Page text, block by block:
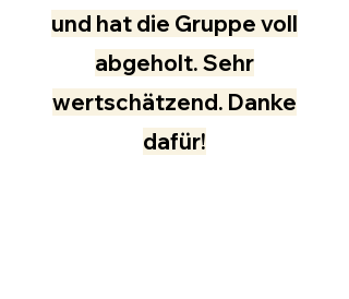
und hat die Gruppe voll
abgeholt. Sehr
wertschätzend. Danke
dafür!